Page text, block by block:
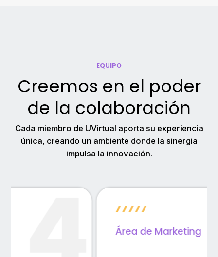
EQUIPO
Creemos en el poder
de la colaboración
Cada miembro de UVirtual aporta su experiencia
única, creando un ambiente donde la sinergia
impulsa la innovación.
Área de Marketing